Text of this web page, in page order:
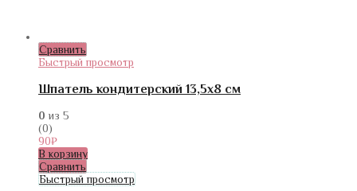
Сравнить
Быстрый просмотр
Шпатель кондитерский 13,5х8 см
0 из 5
(0)
90₽
В корзину
Сравнить
Быстрый просмотр